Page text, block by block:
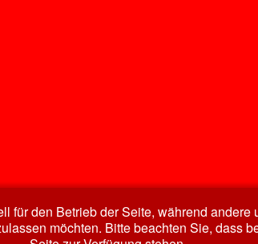
den Betrieb der Seite, während
möchten. Bitte beachten Sie, dass